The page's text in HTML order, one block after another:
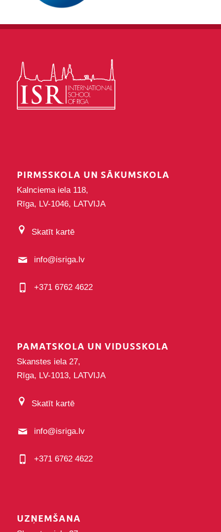
PIRMSSKOLA UN SĀKUMSKOLA
Kalnciema iela 118,
Rīga, LV-1046, LATVIJA
Skatīt kartē
info@isriga.lv
+371 6762 4622
PAMATSKOLA UN VIDUSSKOLA
Skanstes iela 27,
Rīga, LV-1013, LATVIJA
Skatīt kartē
info@isriga.lv
+371 6762 4622
UZŅEMŠANA